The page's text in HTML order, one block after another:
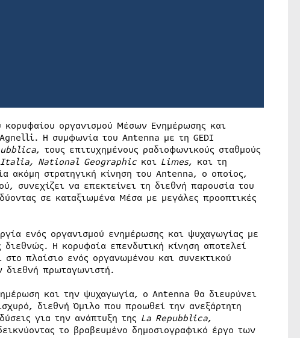
οργανισμού Μέσων Ενημέρωσης και
Agnelli. Η συμφωνία του Antenna με τη GEDI
, τους επιτυχημένους ραδιοφωνικούς σταθμούς
Italia, National Geographicκαι Limes, και τη
ακόμη στρατηγική κίνηση του Antenna, ο οποίος,
συνεχίζει να επεκτείνει τη διεθνή παρουσία του
σε καταξιωμένα Μέσα με μεγάλες προοπτικές
ενός οργανισμού ενημέρωσης και ψυχαγωγίας με
Η κορυφαία επενδυτική κίνηση αποτελεί
πλαίσιο ενός οργανωμένου και συνεκτικού
διεθνή πρωταγωνιστή.
και την ψυχαγωγία, ο Antenna θα διευρύνει
διεθνή Όμιλο που προωθεί την ανεξάρτητη
για την ανάπτυξη της La Repubblica,
το βραβευμένο δημοσιογραφικό έργο των